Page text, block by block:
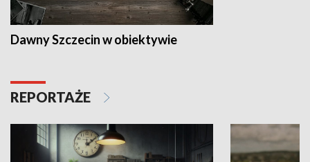
Dawny Szczecin w obiektywie
REPORTAŻE